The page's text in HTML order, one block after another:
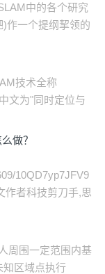
中的各个研究
作一个提纲挈领的
技术全称
文为"同时定位与
做？
10QD7yp7JFV9
作者科技剪刀手,思
周围一定范围内基
知区域点执行